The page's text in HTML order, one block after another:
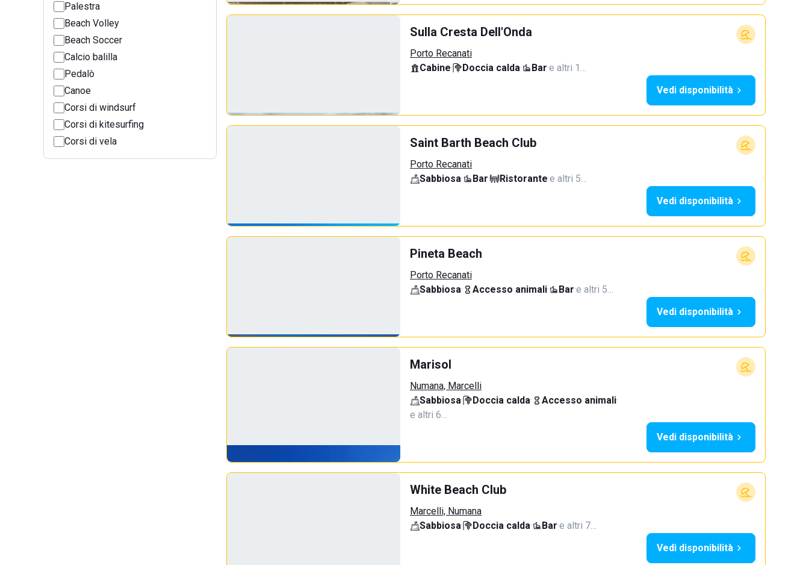
Palestra
Beach Volley
Beach Soccer
Calcio balilla
Pedalò
Canoe
Corsi di windsurf
Corsi di kitesurfing
Corsi di vela
Sulla Cresta Dell'Onda
Porto Recanati
Cabine· Doccia calda· Bar·e altri 1…
Vedi disponibilità
Saint Barth Beach Club
Porto Recanati
Sabbiosa· Bar· Ristorante·e altri 5…
Vedi disponibilità
Pineta Beach
Porto Recanati
Sabbiosa· Accesso animali· Bar·e altri 5…
Vedi disponibilità
Marisol
Numana, Marcelli
Sabbiosa· Doccia calda· Accesso animali·
e altri 6…
Vedi disponibilità
White Beach Club
Marcelli, Numana
Sabbiosa· Doccia calda· Bar·e altri 7…
Vedi disponibilità